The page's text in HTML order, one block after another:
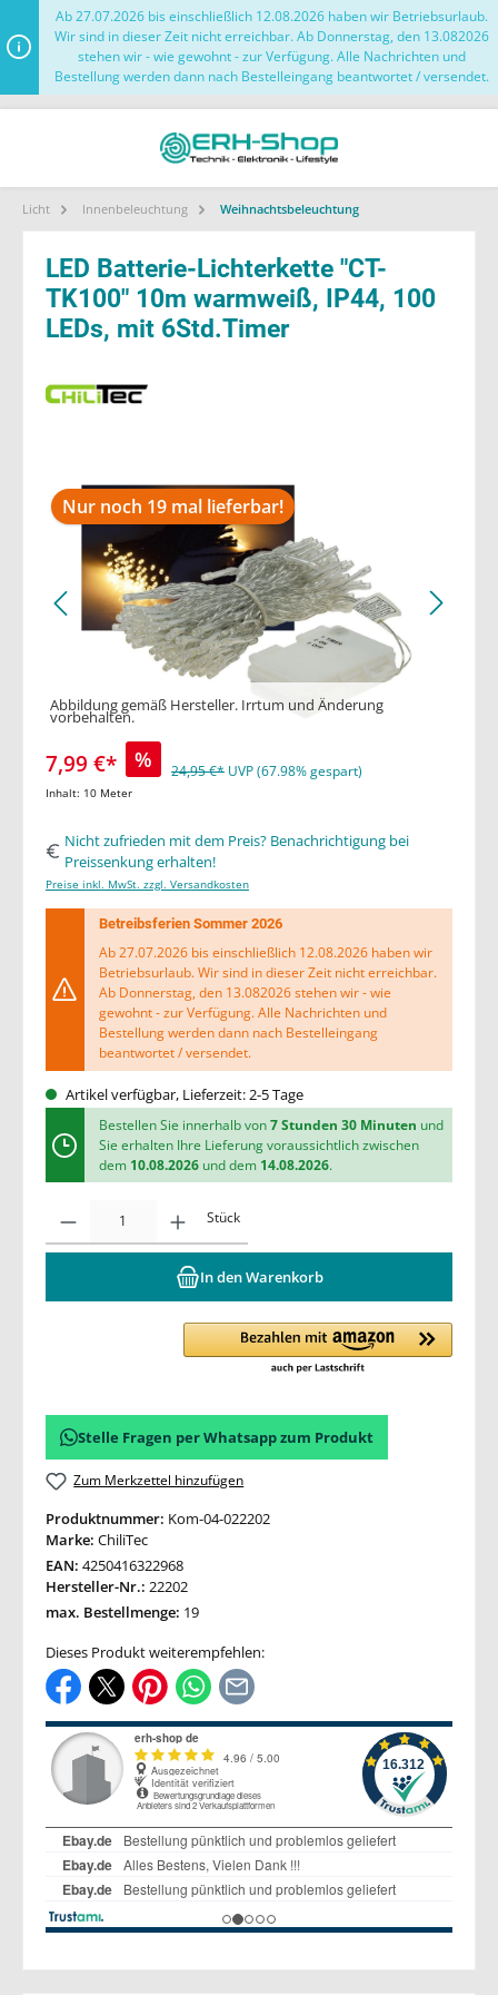
Ab 27.07.2026 bis einschließlich 12.08.2026 haben wir Betriebsurlaub.
Wir sind in dieser Zeit nicht erreichbar. Ab Donnerstag, den 13.082026
stehen wir - wie gewohnt - zur Verfügung. Alle Nachrichten und
Bestellung werden dann nach Bestelleingang beantwortet / versendet.
Licht Innenbeleuchtung Weihnachtsbeleuchtung
LED Batterie-Lichterkette "CT-
TK100" 10m warmweiß, IP44, 100
LEDs, mit 6Std.Timer
Nur noch 19 mal lieferbar!
Abbildung gemäß Hersteller. Irrtum und Änderung
vorbehalten.
7,99 €* % 24,95 €* UVP (67.98% gespart)
Inhalt: 10 Meter
Nicht zufrieden mit dem Preis? Benachrichtigung bei
Preissenkung erhalten!
Preise inkl. MwSt. zzgl. Versandkosten
Betreibsferien Sommer 2026
Ab 27.07.2026 bis einschließlich 12.08.2026 haben wir
Betriebsurlaub. Wir sind in dieser Zeit nicht erreichbar.
Ab Donnerstag, den 13.082026 stehen wir - wie
gewohnt - zur Verfügung. Alle Nachrichten und
Bestellung werden dann nach Bestelleingang
beantwortet / versendet.
Artikel verfügbar, Lieferzeit: 2-5 Tage
Bestellen Sie innerhalb von7 Stunden 30 Minuten und
Sie erhalten Ihre Lieferung voraussichtlich zwischen
dem 10.08.2026und dem 14.08.2026.
Stück
In den Warenkorb
Stelle Fragen per Whatsapp zum Produkt
Zum Merkzettel hinzufügen
Produktnummer: Kom-04-022202
Marke: ChiliTec
EAN: 4250416322968
Hersteller-Nr.: 22202
max. Bestellmenge: 19
Dieses Produkt weiterempfehlen: